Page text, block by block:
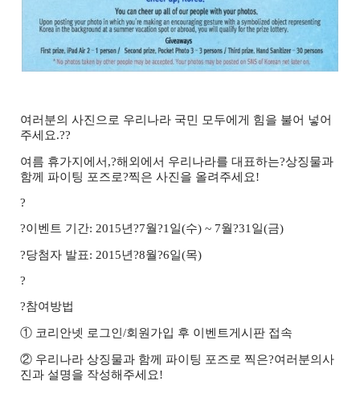
여러분의 사진으로 우리나라 국민 모두에게 힘을 불어 넣어
주세요.??
여름 휴가지에서 ,?해외에서 우리나라를 대표하는?상징물과
함께 파이팅 포즈로?찍은 사진을 올려주세요!
?
?이벤트 기간: 2015년?7월?1 일(수) ~ 7월?31 일(금)
?당첨자 발표: 2015년?8월?6일(목)
?
?참여방법
① 코리안넷 로그인/회원가입 후 이벤트게시판 접속
② 우리나라 상징물과 함께 파이팅 포즈로 찍은?여러분의사
진과 설명을 작성해주세요!